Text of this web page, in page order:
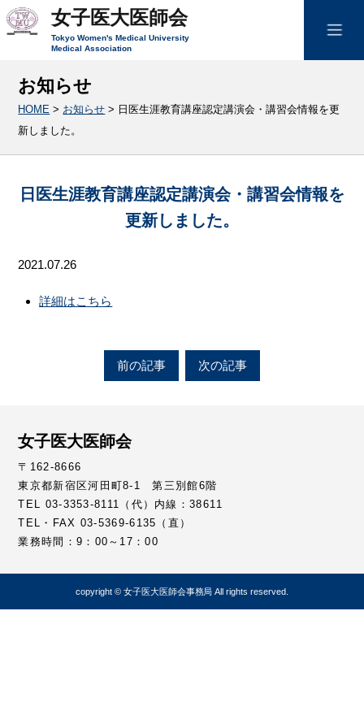
女子医大医師会
Tokyo Women's Medical University
Medical Association
お知らせ
HOME > お知らせ > 日医生涯教育講座認定講演会・講習会情報を更
新しました。
日医生涯教育講座認定講演会・講習会情報を
更新しました。
2021.07.26
詳細はこちら
前の記事 次の記事
女子医大医師会
〒162-8666
東京都新宿区河田町8-1 第三別館6階
TEL 03-3353-8111（代）内線：38611
TEL・FAX 03-5369-6135（直）
業務時間：9：00～17：00
copyright © 女子医大医師会事務局 All rights reserved.